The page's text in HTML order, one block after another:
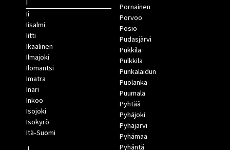
I
Ii
Iisalmi
Iitti
Ikaalinen
Ilmajoki
Ilomantsi
Imatra
Inari
Inkoo
Isojoki
Isokyrö
Itä-Suomi
Pornainen
Porvoo
Posio
Pudasjärvi
Pukkila
Pulkkila
Punkalaidun
Puolanka
Puumala
Pyhtää
Pyhäjoki
Pyhäjärvi
Pyhämaa
Pyhäntä